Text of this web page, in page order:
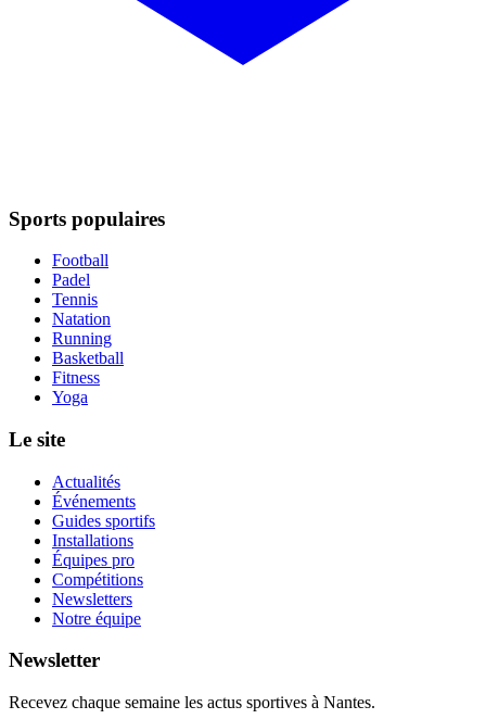
Sports populaires
Football
Padel
Tennis
Natation
Running
Basketball
Fitness
Yoga
Le site
Actualités
Événements
Guides sportifs
Installations
Équipes pro
Compétitions
Newsletters
Notre équipe
Newsletter
Recevez chaque semaine les actus sportives à Nantes.